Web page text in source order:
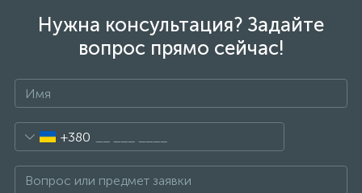
Нужна консультация? Задайте
вопрос прямо сейчас!
+380